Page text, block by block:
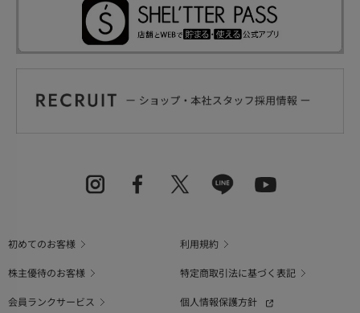
初めてのお客様
利用規約
株主優待のお客様
特定商取引法に基づく表記
会員ランクサービス
個人情報保護方針